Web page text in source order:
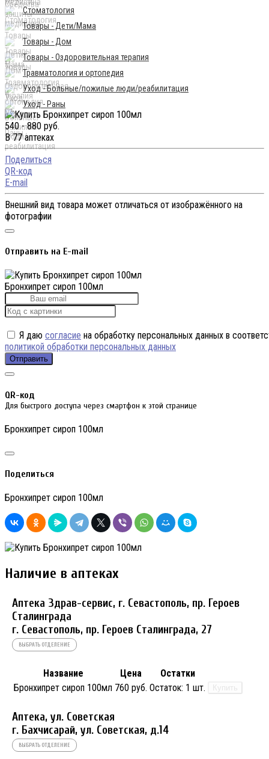
Стоматология
Товары - Дети/Мама
Товары - Дом
Товары - Оздоровительная терапия
Травматология и ортопедия
Уход - Больные/пожилые люди/реабилитация
Уход - Раны
540 - 880 руб.
В 77 аптеках
Поделиться
QR-код
E-mail
Внешний вид товара может отличаться от изображённого на
фотографии
Отправить на E-mail
Бронхипрет сироп 100мл
Я даю согласие на обработку персональных данных в
политикой обработки персональных данных
Отправить
QR-код
Для быстрого доступа через смартфон к этой странице
Бронхипрет сироп 100мл
Поделиться
Бронхипрет сироп 100мл
Наличие в аптеках
Аптека Здрав-сервис, г. Севастополь, пр. Героев
Сталинграда
г. Севастополь, пр. Героев Сталинграда, 27
ВЫБРАТЬ ОТДЕЛЕНИЕ
Название Цена
Остатки
Бронхипрет сироп 100мл 760 руб. Остаток: 1 шт. Купить
Аптека, ул. Советская
г. Бахчисарай, ул. Советская, д.14
ВЫБРАТЬ ОТДЕЛЕНИЕ